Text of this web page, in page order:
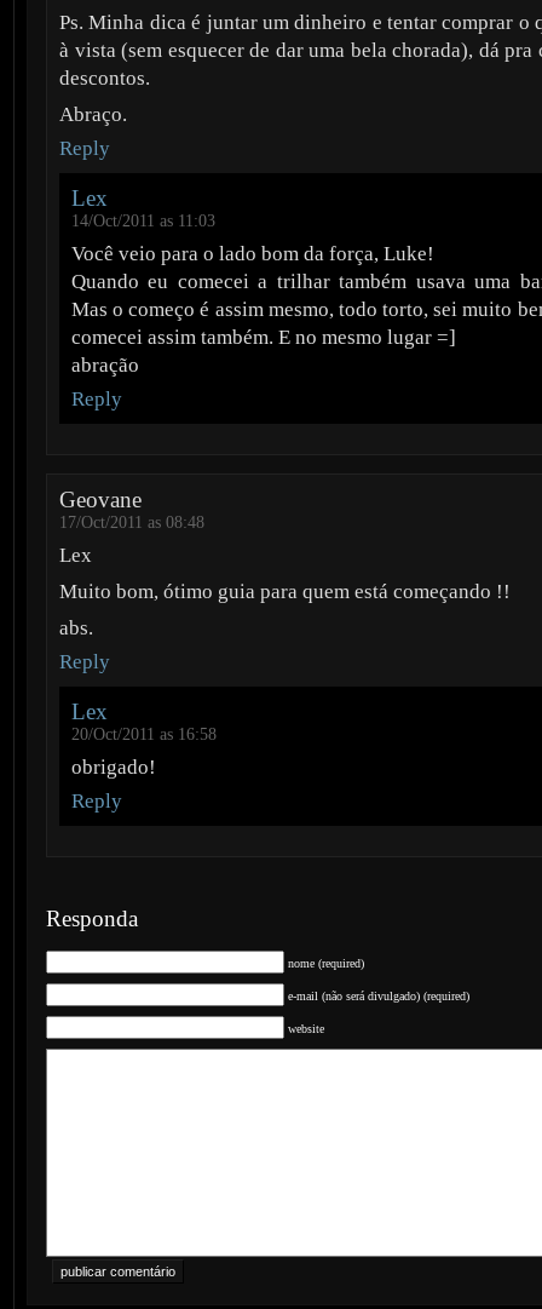
Ps. Minha dica é juntar um dinheiro e tentar comprar o
à vista (sem esquecer de dar uma bela chorada), dá pra
descontos.
Abraço.
Reply
Lex
14/Oct/2011 as 11:03
Você veio para o lado bom da força, Luke!
Quando eu comecei a trilhar também usava uma
Mas o começo é assim mesmo, todo torto, sei muito
comecei assim também. E no mesmo lugar =]
abração
Reply
Geovane
17/Oct/2011 as 08:48
Lex
Muito bom, ótimo guia para quem está começando !!
abs.
Reply
Lex
20/Oct/2011 as 16:58
obrigado!
Reply
Responda
nome (required)
e-mail (não será divulgado) (required)
website